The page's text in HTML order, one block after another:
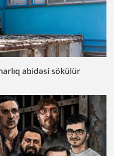
abidəsi sökülür